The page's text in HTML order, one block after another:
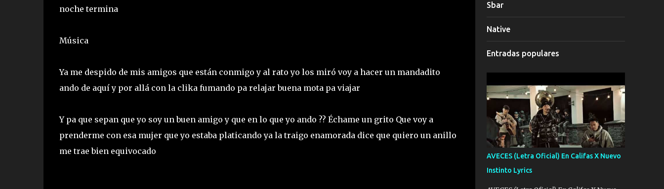
noche termina
Música
Ya me despido de mis amigos que están conmigo y al rato yo los miró voy a hacer un mandadito
ando de aquí y por allá con la clika fumando pa relajar buena mota pa viajar
Y pa que sepan que yo soy un buen amigo y que en lo que yo ando ?? Échame un grito Que voy a
prenderme con esa mujer que yo estaba platicando ya la traigo enamorada dice que quiero un anillo
me trae bien equivocado
Sbar
Native
Entradas populares
AVECES (Letra Oficial) En Califas X Nuevo
Instinto Lyrics